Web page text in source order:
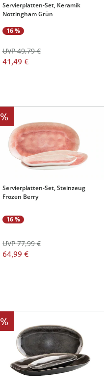
Servierplatten-Set, Keramik
Nottingham Grün
16 %
41,49 €
UVP 49,79 €
%
Servierplatten-Set, Steinzeug
Frozen Berry
16 %
64,99 €
UVP 77,99 €
%